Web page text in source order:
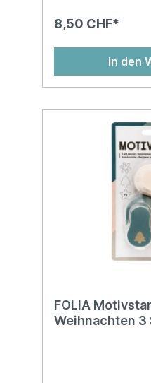
8,50 CHF*
In den
FOLIA
Weihnachten 3